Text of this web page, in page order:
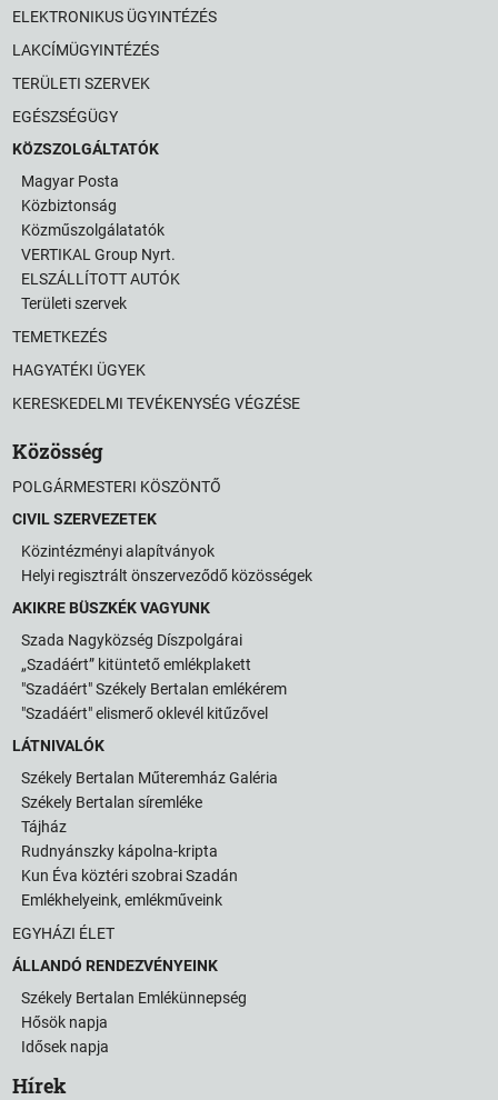
ELEKTRONIKUS ÜGYINTÉZÉS
LAKCÍMÜGYINTÉZÉS
TERÜLETI SZERVEK
EGÉSZSÉGÜGY
KÖZSZOLGÁLTATÓK
Magyar Posta
Közbiztonság
Közműszolgálatatók
VERTIKAL Group Nyrt.
ELSZÁLLÍTOTT AUTÓK
Területi szervek
TEMETKEZÉS
HAGYATÉKI ÜGYEK
KERESKEDELMI TEVÉKENYSÉG VÉGZÉSE
Közösség
POLGÁRMESTERI KÖSZÖNTŐ
CIVIL SZERVEZETEK
Közintézményi alapítványok
Helyi regisztrált önszerveződő közösségek
AKIKRE BÜSZKÉK VAGYUNK
Szada Nagyközség Díszpolgárai
„Szadáért” kitüntető emlékplakett
"Szadáért" Székely Bertalan emlékérem
"Szadáért" elismerő oklevél kitűzővel
LÁTNIVALÓK
Székely Bertalan Műteremház Galéria
Székely Bertalan síremléke
Tájház
Rudnyánszky kápolna-kripta
Kun Éva köztéri szobrai Szadán
Emlékhelyeink, emlékműveink
EGYHÁZI ÉLET
ÁLLANDÓ RENDEZVÉNYEINK
Székely Bertalan Emlékünnepség
Hősök napja
Idősek napja
Hírek